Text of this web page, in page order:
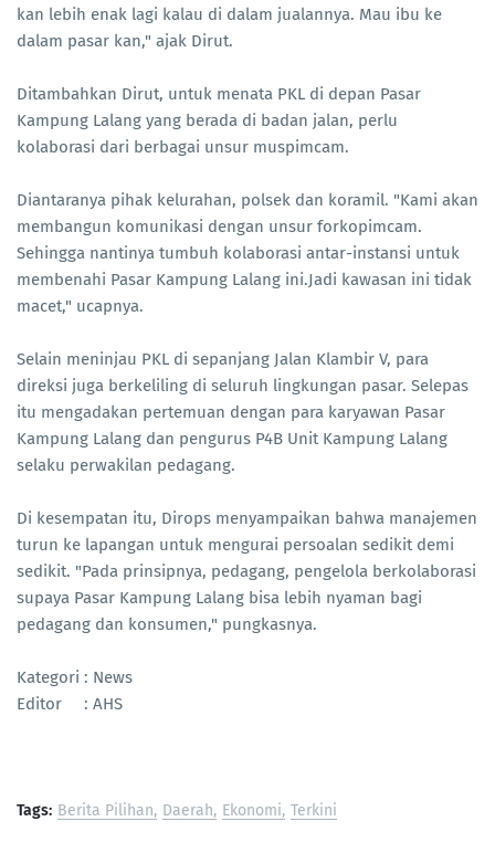
kan lebih enak lagi kalau di dalam jualannya. Mau ibu ke
dalam pasar kan," ajak Dirut.
Ditambahkan Dirut, untuk menata PKL di depan Pasar
Kampung Lalang yang berada di badan jalan, perlu
kolaborasi dari berbagai unsur muspimcam.
Diantaranya pihak kelurahan, polsek dan koramil. "Kami akan
membangun komunikasi dengan unsur forkopimcam.
Sehingga nantinya tumbuh kolaborasi antar-instansi untuk
membenahi Pasar Kampung Lalang ini.Jadi kawasan ini tidak
macet," ucapnya.
Selain meninjau PKL di sepanjang Jalan Klambir V, para
direksi juga berkeliling di seluruh lingkungan pasar. Selepas
itu mengadakan pertemuan dengan para karyawan Pasar
Kampung Lalang dan pengurus P4B Unit Kampung Lalang
selaku perwakilan pedagang.
Di kesempatan itu, Dirops menyampaikan bahwa manajemen
turun ke lapangan untuk mengurai persoalan sedikit demi
sedikit. "Pada prinsipnya, pedagang, pengelola berkolaborasi
supaya Pasar Kampung Lalang bisa lebih nyaman bagi
pedagang dan konsumen," pungkasnya.
Kategori : News
Editor : AHS
Tags: Berita Pilihan Daerah Ekonomi Terkini